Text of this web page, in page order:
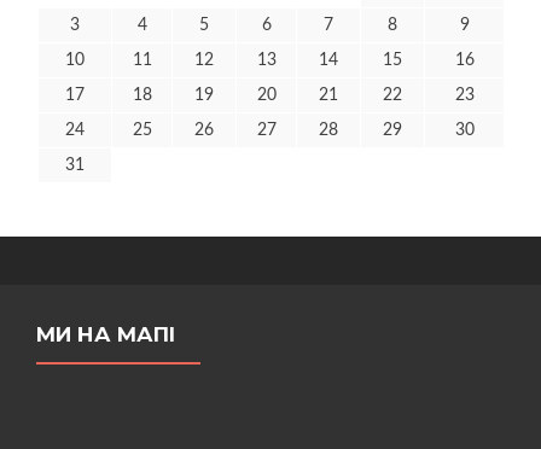
3 4 5 6 7 8 9
10 11 12 13 14 15 16
17 18 19 20 21 22 23
24 25 26 27 28 29 30
31
МИ НА МАПІ